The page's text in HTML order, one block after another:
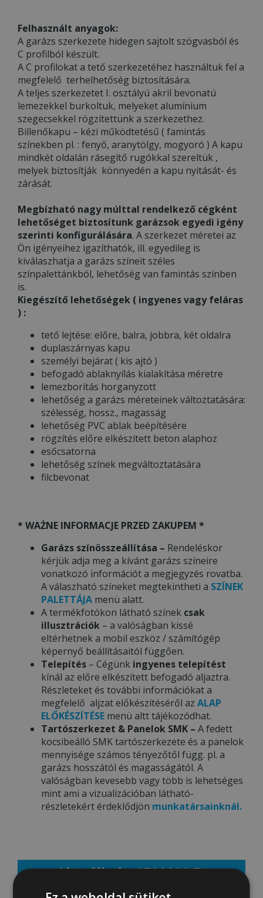
Felhasznált anyagok:
A garázs szerkezete hidegen sajtolt szögvasból és
C profilból készült.
A C profilokat a tető szerkezetéhez használtuk fel a
megfelelő terhelhetőség biztosítására.
A teljes szerkezetet I. osztályú akril bevonatú
lemezekkel burkoltuk, melyeket alumínium
szegecsekkel rögzítettünk a szerkezethez.
Billenőkapu – kézi működtetésű ( famintás
színekben pl. : fenyő, aranytölgy, mogyoró ) A kapu
mindkét oldalán rásegítő rugókkal szereltük ,
melyek biztosítják könnyedén a kapu nyitását- és
zárását.
Megbízható nagy múlttal rendelkező cégként
lehetőséget biztosítunk garázsok egyedi igény
szerinti konfigurálására. A szerkezet méretei az
Ön igényeihez igazíthatók, ill. egyedileg is
kiválaszhatja a garázs színeit széles
színpalettánkból, lehetőség van famintás színben
is.
Kiegészítő lehetőségek ( ingyenes vagy feláras
) :
tető lejtése: előre, balra, jobbra, két oldalra
duplaszárnyas kapu
személyi bejárat ( kis ajtó )
befogadó ablaknyílás kialakítása méretre
lemezborítás horganyzott
lehetőség a garázs méreteinek változtatására:
szélesség, hossz., magasság
lehetőség PVC ablak beépítésére
rögzítés előre elkészített beton alaphoz
esőcsatorna
lehetőség színek megváltoztatására
filcbevonat
* WAŻNE INFORMACJE PRZED ZAKUPEM *
Garázs színösszeállítása – Rendeléskor
kérjük adja meg a kívánt garázs színeire
vonatkozó információt a megjegyzés rovatba.
A válaszható színeket megtekintheti a SZÍNEK
PALETTÁJA menü alatt.
A termékfotókon látható színek csak
illusztrációk – a valóságban kissé
eltérhetnek a mobil eszköz / számítógép
képernyő beállításaitól függően.
Telepítés – Cégünk ingyenes telepítést
kínál az előre elkészített befogadó aljaztra.
Részleteket és további információkat a
megfelelő aljzat előkészítéséről az ALAP
ELŐKÉSZÍTÉSE menü altt tájékozódhat.
Tartószerkezet & Panelok SMK – A fedett
kocsibeálló SMK tartószerkezete és a panelok
mennyisége számos tényezőtől függ. pl. a
garázs hosszától és magasságától. A
valóságban kevesebb vagy több is lehetséges
mint ami a vizualizációban látható-
részletekért érdeklődjön munkatársainknál.
Aktuális ár: 1729000 Ft